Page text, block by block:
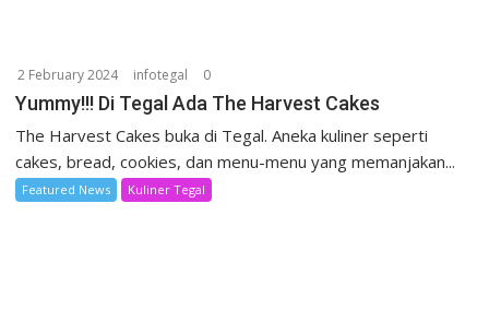
2 February 2024 infotegal 0
Yummy!!! Di Tegal Ada The Harvest Cakes
The Harvest Cakes buka di Tegal. Aneka kuliner seperti
cakes, bread, cookies, dan menu-menu yang memanjakan...
Featured News Kuliner Tegal